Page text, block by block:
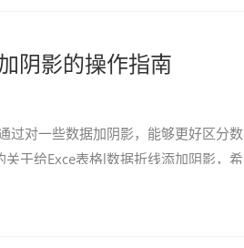
阴影的操作指南
对一些数据加阴影，能够更好区分数
于给Exce表格l数据折线添加阴影，希
线